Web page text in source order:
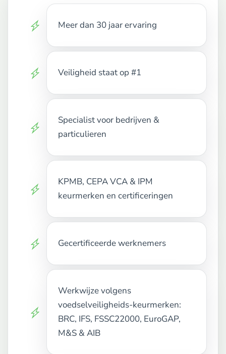
Meer dan 30 jaar ervaring
Veiligheid staat op #1
Specialist voor bedrijven &
particulieren
KPMB, CEPA VCA & IPM
keurmerken en certificeringen
Gecertificeerde werknemers
Werkwijze volgens
voedselveiligheids-keurmerken:
BRC, IFS, FSSC22000, EuroGAP,
M&S & AIB